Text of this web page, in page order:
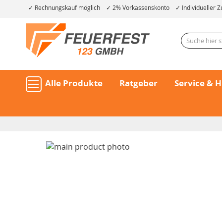
Rechnungskauf möglich 2% Vorkassenskonto Individueller
Alle Produkte Ratgeber Service &
Skip